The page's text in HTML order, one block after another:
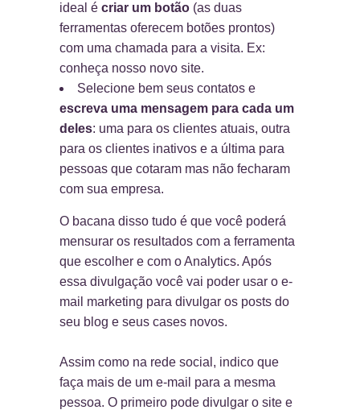
ideal é criar um botão (as duas
ferramentas oferecem botões prontos)
com uma chamada para a visita. Ex:
conheça nosso novo site.
Selecione bem seus contatos e
escreva uma mensagem para cada um
deles: uma para os clientes atuais, outra
para os clientes inativos e a última para
pessoas que cotaram mas não fecharam
com sua empresa.
O bacana disso tudo é que você poderá
mensurar os resultados com a ferramenta
que escolher e com o Analytics. Após
essa divulgação você vai poder usar o e-
mail marketing para divulgar os posts do
seu blog e seus cases novos.
Assim como na rede social, indico que
faça mais de um e-mail para a mesma
pessoa. O primeiro pode divulgar o site e